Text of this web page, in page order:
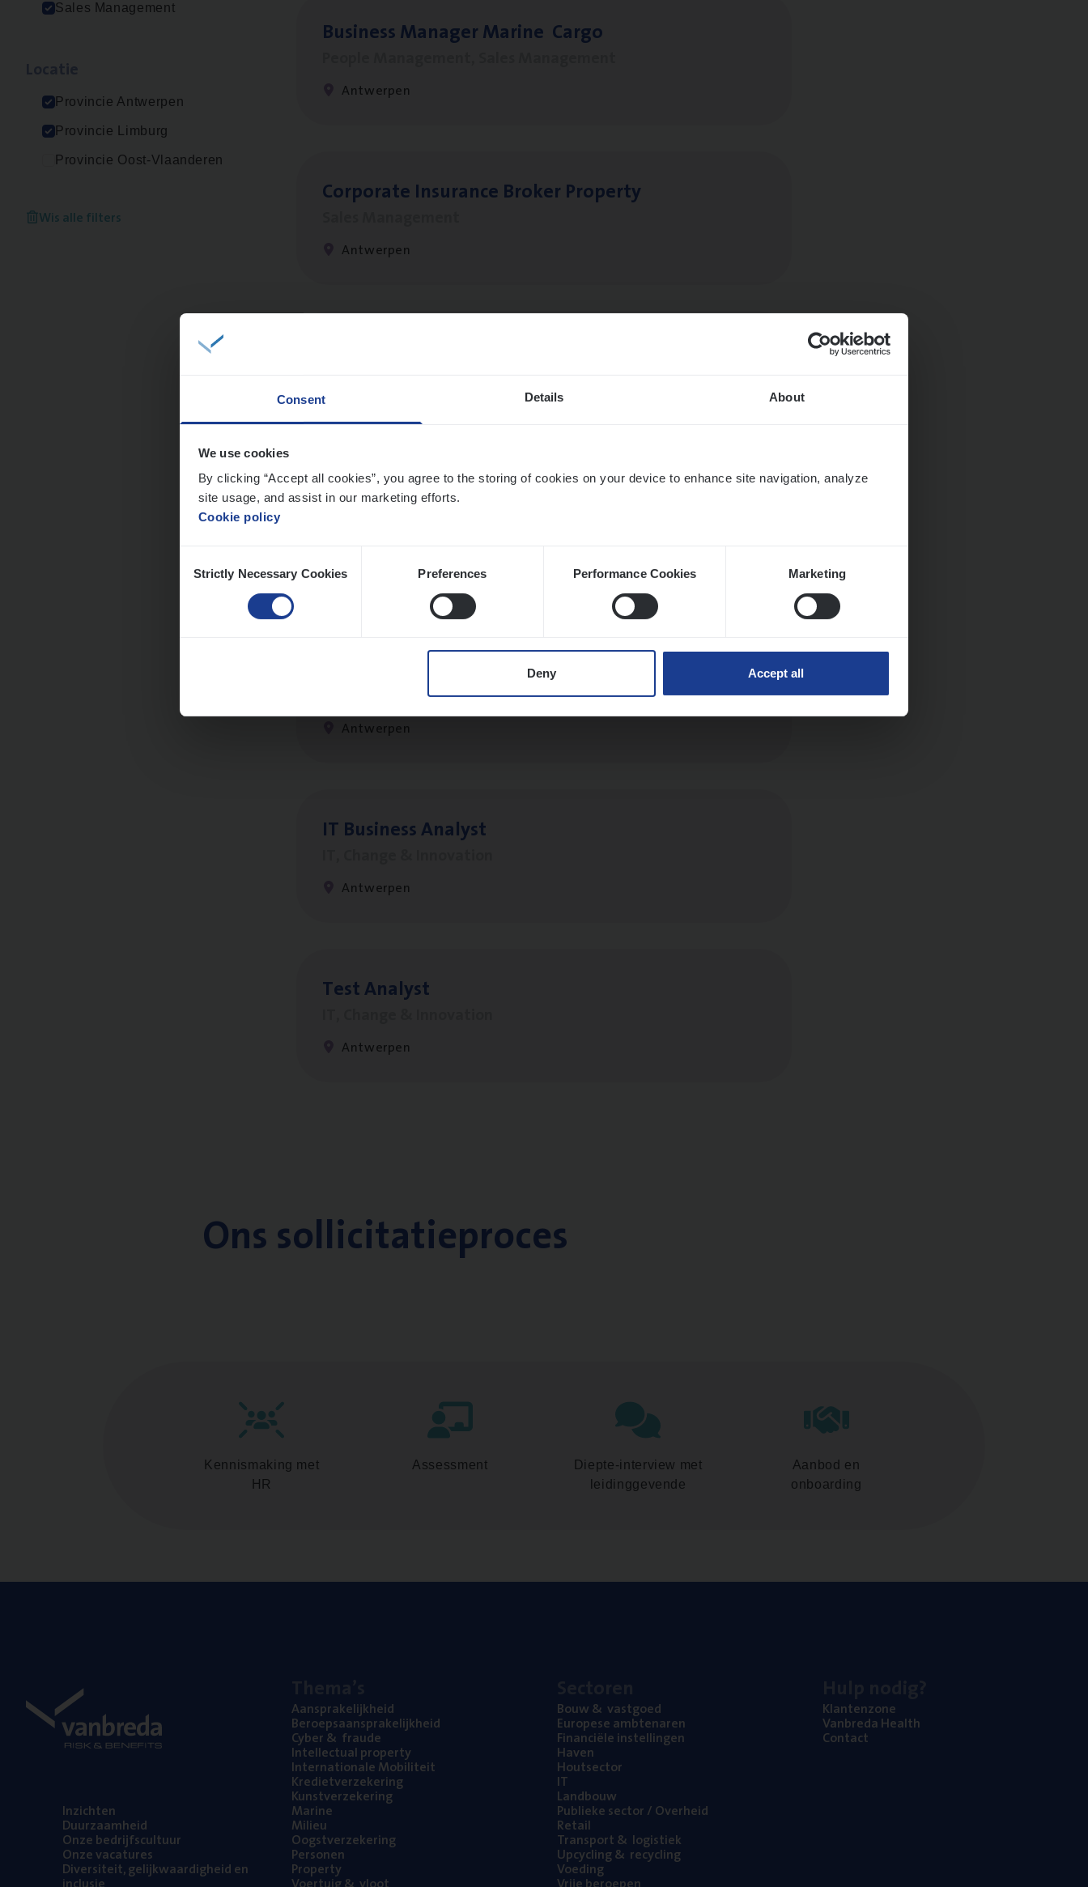
Consent Details About
We use cookies
By clicking “Accept all cookies”, you agree to the storing of cookies on your device to enhance site navigation, analyze
site usage, and assist in our marketing efforts.
Cookie policy
Selection
Strictly Necessary Cookies Preferences Performance Cookies Marketing
Deny Accept all
Sales Management
Provincie Antwerpen
Provincie Limburg
Provincie Oost-Vlaanderen
Wis alle filters
Busi­ness Mana­ger Mari­ne Cargo
Antwerpen
Cor­po­ra­te Insu­ran­ce Bro­ker Property
Antwerpen
Insu­ran­ce Bro­ker
Antwerpen
Insu­ran­ce Bro­ker Trans­port
Sales Management
Antwerpen
IT Busi­ness Analyst
Antwerpen
Test Ana­lyst
Antwerpen
Ons sollicitatieproces
Kennismaking met
HR
Assessment
Diepte-interview met
leidinggevende
Aanbod en
onboarding
Inzich­ten
Duur­zaam­heid
Onze bedrijfs­cul­tuur
Onze vaca­tu­res
Diver­si­teit, gelijk­waar­dig­heid en
Aan­spra­ke­lijk­heid
Beroeps­aan­spra­ke­lijk­heid
Cyber& fraude
Intel­lec­tu­al property
Inter­na­ti­o­na­le Mobiliteit
Kre­diet­ver­ze­ke­ring
Kunst­ver­ze­ke­ring
Mari­ne
Mili­eu
Oogst­ver­ze­ke­ring
Per­so­nen
Pro­per­ty
Bouw& vastgoed
Euro­pe­se ambtenaren
Finan­ci­ë­le instellingen
Haven
Hout­sec­tor
IT
Land­bouw
Publie­ke sec­tor / Overheid
Retail
Trans­port& logistiek
Upcy­cling& recycling
Voe­ding
Klan­ten­zo­ne
Van­b­re­da Health
Con­tact